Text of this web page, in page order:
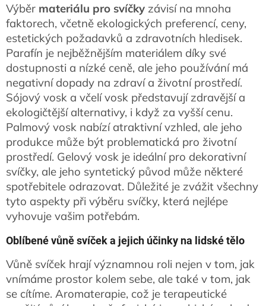
Výběr materiálu pro svíčky závisí na mnoha
faktorech, včetně ekologických preferencí, ceny,
estetických požadavků a zdravotních hledisek.
Parafín je nejběžnějším materiálem díky své
dostupnosti a nízké ceně, ale jeho používání má
negativní dopady na zdraví a životní prostředí.
Sójový vosk a včelí vosk představují zdravější a
ekologičtější alternativy, i když za vyšší cenu.
Palmový vosk nabízí atraktivní vzhled, ale jeho
produkce může být problematická pro životní
prostředí. Gelový vosk je ideální pro dekorativní
svíčky, ale jeho syntetický původ může některé
spotřebitele odrazovat. Důležité je zvážit všechny
tyto aspekty při výběru svíčky, která nejlépe
vyhovuje vašim potřebám.
Oblíbené vůně svíček a jejich účinky na lidské tělo
Vůně svíček hrají významnou roli nejen v tom, jak
vnímáme prostor kolem sebe, ale také v tom, jak
se cítíme. Aromaterapie, což je terapeutické